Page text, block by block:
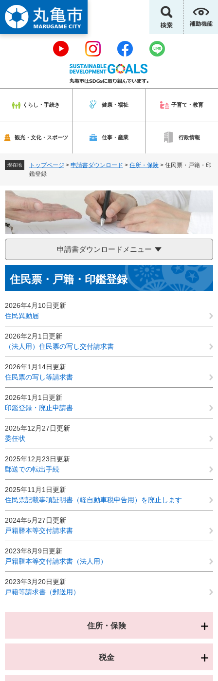
ー
ジ
の
。
ニ
ュ
ー
て
くらし・手続き 健康・福祉 子育て・教育
観光・文化・スポーツ 仕事・産業 行政情報
現在地 トップページ > 申請書ダウンロード > 住所・保険 > 住民票・戸籍・印
鑑登録
申請書ダウンロードメニュー
文住民票・戸籍・印鑑登録
2026年4月10日更新
住民異動届
2026年2月1日更新
（法人用）住民票の写し交付請求書
2026年1月14日更新
住民票の写し等請求書
2026年1月1日更新
印鑑登録・廃止申請書
2025年12月27日更新
委任状
2025年12月23日更新
郵送での転出手続
2025年11月1日更新
住民票記載事項証明書（軽自動車税申告用）を廃止します
2024年5月27日更新
戸籍謄本等交付請求書
2023年8月9日更新
戸籍謄本等交付請求書（法人用）
2023年3月20日更新
戸籍等請求書（郵送用）
住所・保険
税金